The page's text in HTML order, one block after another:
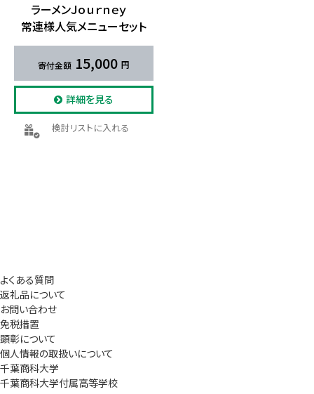
ラーメンＪｏｕｒｎｅｙ
常連様人気メニューセット
15,000
詳細を見る
検討リストに入れる
よくある質問
返礼品について
お問い合わせ
免税措置
顕彰について
個人情報の取扱いについて
千葉商科大学
千葉商科大学付属高等学校